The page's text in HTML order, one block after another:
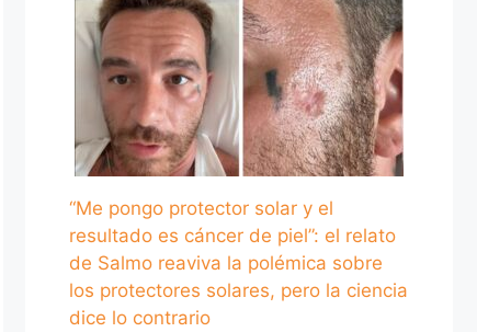
“Me pongo protector solar y el
resultado es cáncer de piel”: el relato
de Salmo reaviva la polémica sobre
los protectores solares, pero la ciencia
dice lo contrario